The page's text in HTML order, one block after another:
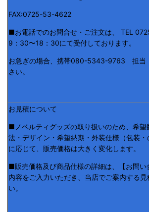
FAX:0725-53-4622
■お電話でのお問合せ・ご注文は、 TEL
9：30〜18：30にて受付しております。
お急ぎの場合、携帯080-5343-9763 担当
さい。
お見積について
■ノベルティグッズの取り扱いのため、希望
法・デザイン・希望納期・外装仕様（包装
に応じて、販売価格は大きく変化します。
■販売価格及び商品仕様の詳細は、【お問い
内容をご入力いただき、当店でご案内する見
い。